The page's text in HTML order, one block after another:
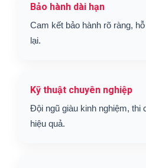
Bảo hành dài hạn
Cam kết bảo hành rõ ràng,
lại.
Kỹ thuật chuyên nghiệp
Đội ngũ giàu kinh nghiệm, thi
hiệu quả.